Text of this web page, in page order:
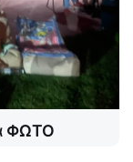
ΦΩΤΟ